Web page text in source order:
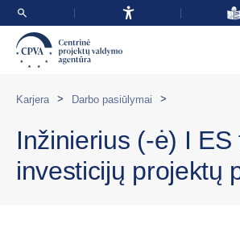
Karjera > Darbo pasiūlymai >
Inžinierius (-ė) I ES
investicijų projektų